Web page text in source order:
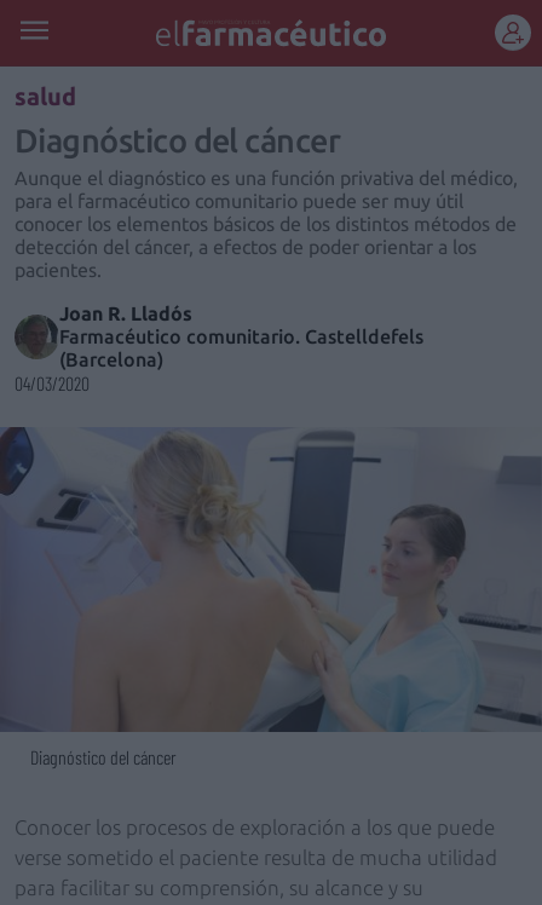
salud
Diagnóstico del cáncer
Aunque el diagnóstico es una función privativa del médico,
para el farmacéutico comunitario puede ser muy útil
conocer los elementos básicos de los distintos métodos de
detección del cáncer, a efectos de poder orientar a los
pacientes.
Joan R. Lladós
Farmacéutico comunitario. Castelldefels
(Barcelona)
04/03/2020
Diagnóstico del cáncer
Conocer los procesos de exploración a los que puede
verse sometido el paciente resulta de mucha utilidad
para facilitar su comprensión, su alcance y su